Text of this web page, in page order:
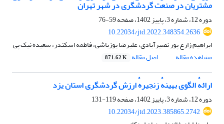
مشتریان در صنعت گردشگری در شهر تهران
دوره 12، شماره 3، پاییز 1402، صفحه
59-76
10.22034/jtd.2022.348354.2636
ابراهیم زارع پور نصیرآبادی، علیرضا یوزباشی، فاطمه اسکندر، سعیده نیک پی
مشاهده مقاله
اصل مقاله 871.62 K
ارائهٔ الگوی بهینهٔ زنجیرهٔ ارزش گردشگری استان یزد
دوره 12، شماره 3، پاییز 1402، صفحه
119-131
10.22034/jtd.2023.385865.2742